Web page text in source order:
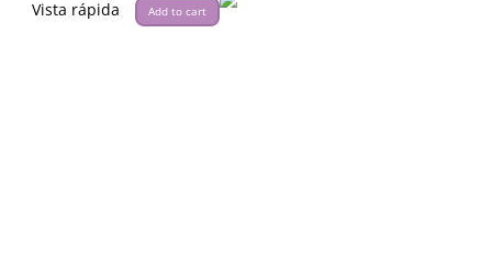
Vista rápida Add to cart